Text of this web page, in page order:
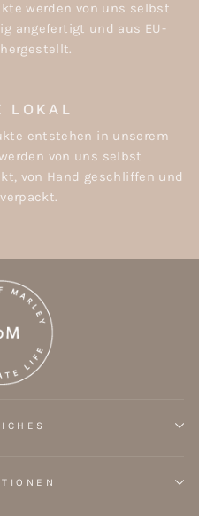
werden von uns selbst
angefertigt und aus EU-
LOKAL
entstehen in unserem
von uns selbst
von Hand geschliffen und